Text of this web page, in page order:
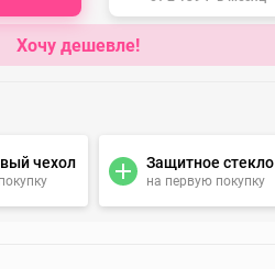
Хочу дешевле!
чехол Защитное стекло
на первую покупку